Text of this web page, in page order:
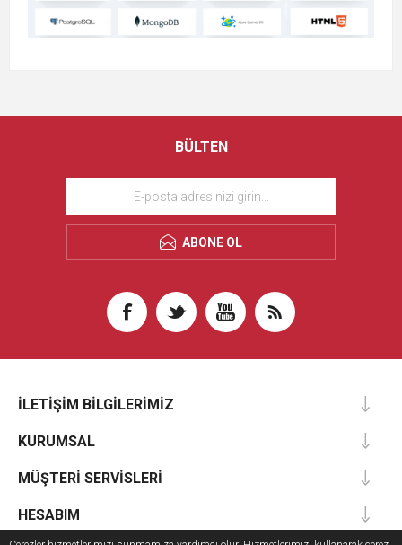
BÜLTEN
ABONE OL
İLETIŞIM BILGILERIMIZ
KURUMSAL
MÜŞTERI SERVISLERI
HESABIM